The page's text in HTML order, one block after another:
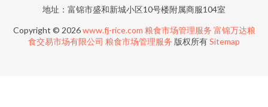
地址：富锦市盛和新城小区10号楼附属商服104室
Copyright © 2026www.fj-rice.com 粮食市场管理服务 富锦万达粮
食交易市场有限公司 粮食市场管理服务 版权所有Sitemap